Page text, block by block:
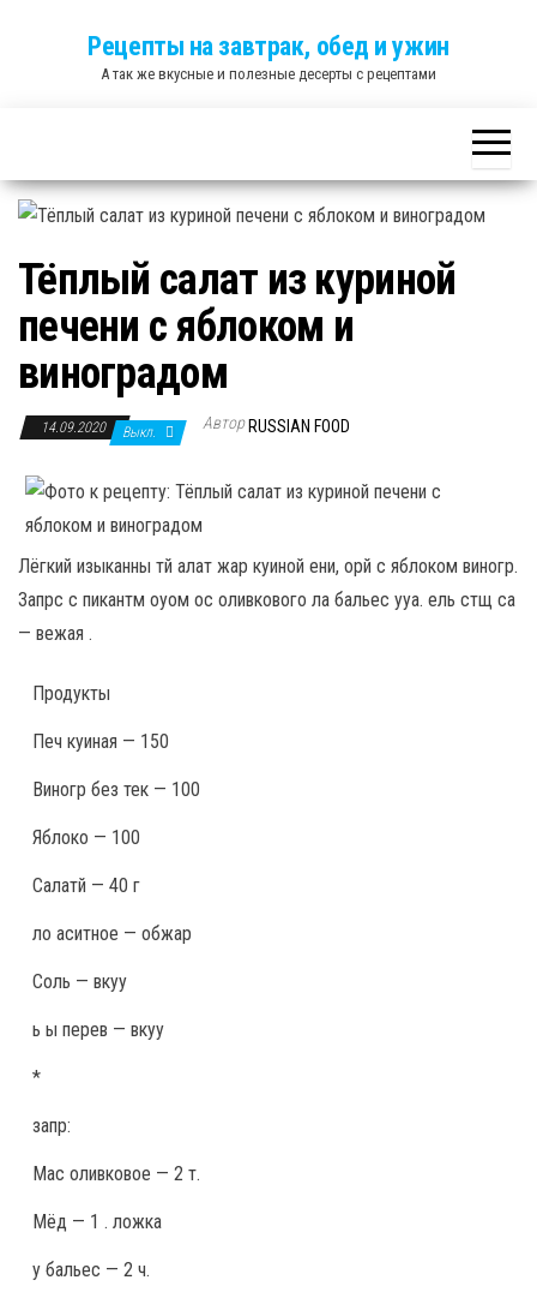
Рецепты на завтрак, обед и ужин
А так же вкусные и полезные десерты с рецептами
Тёплый салат из куриной
печени с яблоком и
виноградом
14.09.2020 Выкл. Автор RUSSIAN FOOD
Лёгкий изыканны тй алат жар куиной ени, орй с яблоком виногр.
Запрс с пикантм оуом ос оливкового ла бальес ууа. ель стщ са
— вежая .
Продукты
Печ куиная — 150
Виногр без тек — 100
Яблоко — 100
Салатй — 40 г
ло аситное — обжар
Соль — вкуу
ь ы перев — вкуу
*
запр:
Мас оливковое — 2 т.
Мёд — 1 . ложка
у бальес — 2 ч.